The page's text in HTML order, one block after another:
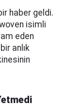
haber geldi.
isimli
eden
anlık